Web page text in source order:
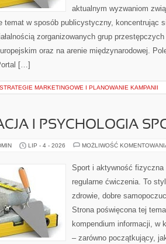
aktualnym wyzwaniom
temat w sposób publicystyczny, koncentrując
zorganizowanych grup
oraz na arenie międzynarodowej.
[…]
STRATEGIE MARKETINGOWE I PLANOWANIE KAMPANII
I PSYCHOLOGIA
LIP - 4 - 2026 MOŻLIWOŚĆ
Sport i aktywność
regularne ćwiczenia. To
zdrowie, dobre
Strona poświęcona tej
kompendium informacji, w
– zarówno początkujący,